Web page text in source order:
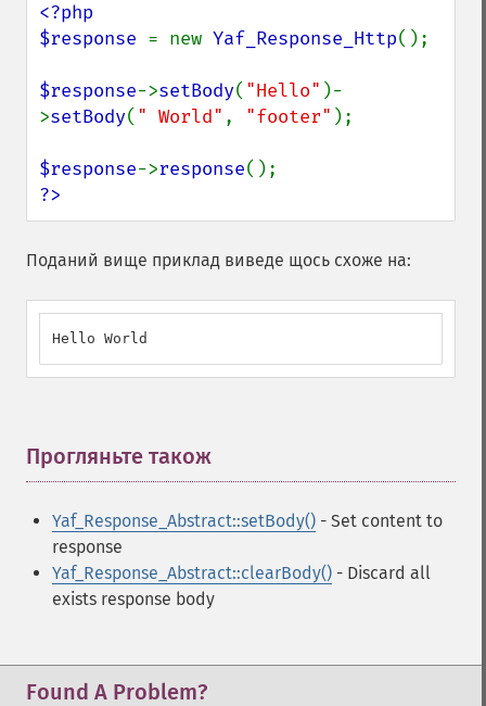
<?php
$response = new Yaf_Response_Http();
$response->setBody( "Hello" )-
>setBody( " World" , "footer" );
$response->response
?>
Поданий вище приклад виведе щось схоже на:
Hello World
Прогляньте також
Yaf_Response_Abstract::setBody() - Set content to
response
Yaf_Response_Abstract::clearBody() - Discard all
exists response body
Found A Problem?